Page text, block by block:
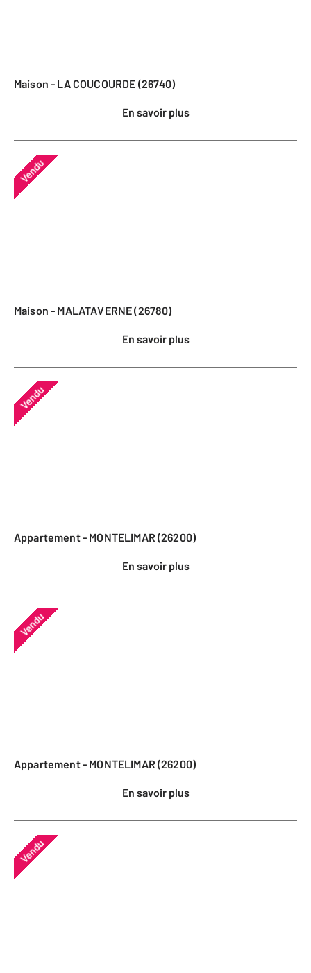
Maison - LA COUCOURDE (26740)
En savoir plus
Vendu
Maison - MALATAVERNE (26780)
En savoir plus
Vendu
Appartement - MONTELIMAR (26200)
En savoir plus
Vendu
Appartement - MONTELIMAR (26200)
En savoir plus
Vendu